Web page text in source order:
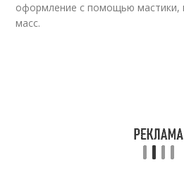
оформление с помощью мастики,
масс.